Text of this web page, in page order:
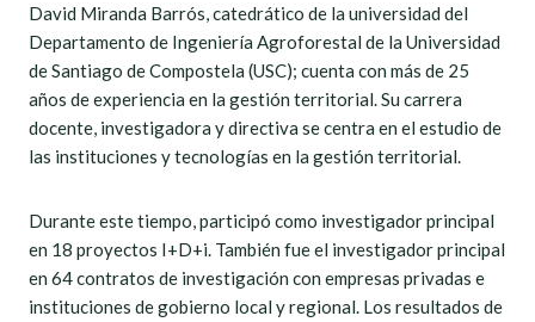
David Miranda Barrós, catedrático de la universidad del
Departamento de Ingeniería Agroforestal de la Universidad
de Santiago de Compostela (USC); cuenta con más de 25
años de experiencia en la gestión territorial. Su carrera
docente, investigadora y directiva se centra en el estudio de
las instituciones y tecnologías en la gestión territorial.
Durante este tiempo, participó como investigador principal
en 18 proyectos I+D+i. También fue el investigador principal
en 64 contratos de investigación con empresas privadas e
instituciones de gobierno local y regional. Los resultados de